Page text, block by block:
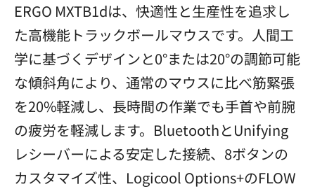
ERGO MXTB1dは、快適性と生産性を追求し
た高機能トラックボールマウスです。人間工
学に基づくデザインと0°または20°の調節可能
な傾斜角により、通常のマウスに比べ筋緊張
を20%軽減し、長時間の作業でも手首や前腕
の疲労を軽減します。BluetoothとUnifying
レシーバーによる安定した接続、8ボタンの
カスタマイズ性、Logicool Options+のFLOW